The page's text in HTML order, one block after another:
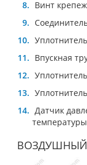
Винт
Впускная
Датчик
температуры
ВОЗДУШНЫЙ